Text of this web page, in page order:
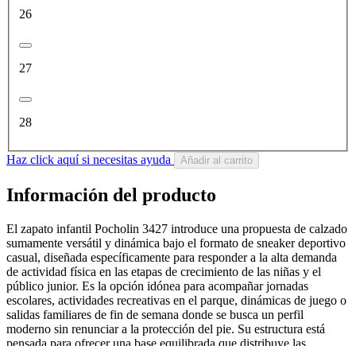
26
27
28
Haz click aquí si necesitas ayuda Añadir al carrito
Información del producto
El zapato infantil Pocholin 3427 introduce una propuesta de calzado
sumamente versátil y dinámica bajo el formato de sneaker deportivo
casual, diseñada específicamente para responder a la alta demanda
de actividad física en las etapas de crecimiento de las niñas y el
público junior. Es la opción idónea para acompañar jornadas
escolares, actividades recreativas en el parque, dinámicas de juego o
salidas familiares de fin de semana donde se busca un perfil
moderno sin renunciar a la protección del pie. Su estructura está
pensada para ofrecer una base equilibrada que distribuye las